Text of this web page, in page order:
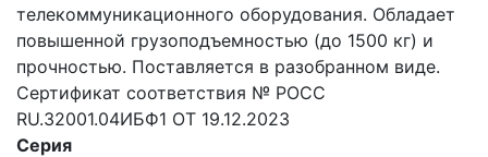
телекоммуникационного оборудования. Обладает
повышенной грузоподъемностью (до 1500 кг) и
прочностью. Поставляется в разобранном виде.
Сертификат соответствия № РОСС
RU.32001.04ИБФ1 ОТ 19.12.2023
Серия